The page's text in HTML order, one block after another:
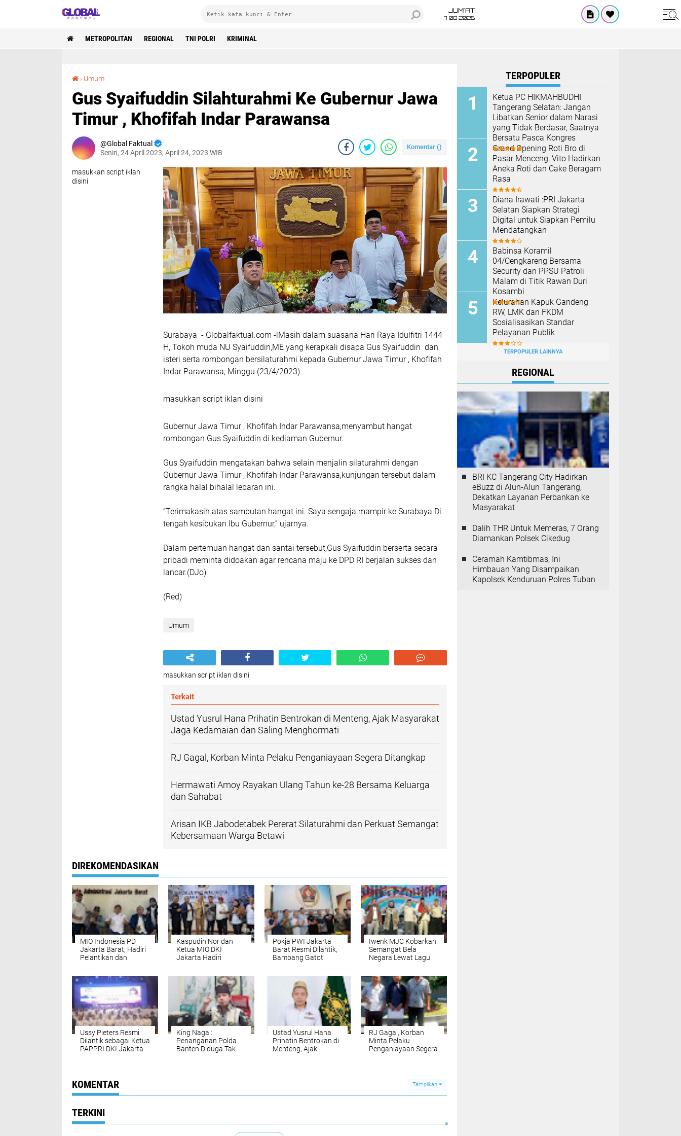
JUM'AT
7 08 2026
METROPOLITAN REGIONAL TNI POLRI KRIMINAL
› Umum
Gus Syaifuddin Silahturahmi Ke Gubernur Jawa
Timur , Khofifah Indar Parawansa
Global Faktual
Senin, 24 April 2023, April 24, 2023 WIB
Komentar ()
masukkan script iklan
disini
Surabaya - Globalfaktual.com -lMasih dalam suasana Hari Raya Idulfitri 1444
H, Tokoh muda NU Syaifuddin,ME yang kerapkali disapa Gus Syaifuddin dan
isteri serta rombongan bersilaturahmi kepada Gubernur Jawa Timur , Khofifah
Indar Parawansa, Minggu (23/4/2023).
masukkan script iklan disini
Gubernur Jawa Timur , Khofifah Indar Parawansa,menyambut hangat
rombongan Gus Syaifuddin di kediaman Gubernur.
Gus Syaifuddin mengatakan bahwa selain menjalin silaturahmi dengan
Gubernur Jawa Timur , Khofifah Indar Parawansa,kunjungan tersebut dalam
rangka halal bihalal lebaran ini.
“Terimakasih atas sambutan hangat ini. Saya sengaja mampir ke Surabaya Di
tengah kesibukan Ibu Gubernur,” ujarnya.
Dalam pertemuan hangat dan santai tersebut,Gus Syaifuddin berserta secara
pribadi meminta didoakan agar rencana maju ke DPD RI berjalan sukses dan
lancar.(DJo)
(Red)
Umum
masukkan script iklan disini
Terkait
Ustad Yusrul Hana Prihatin Bentrokan di Menteng, Ajak Masyarakat
Jaga Kedamaian dan Saling Menghormati
RJ Gagal, Korban Minta Pelaku Penganiayaan Segera Ditangkap
Hermawati Amoy Rayakan Ulang Tahun ke-28 Bersama Keluarga
dan Sahabat
Arisan IKB Jabodetabek Pererat Silaturahmi dan Perkuat Semangat
Kebersamaan Warga Betawi
DIREKOMENDASIKAN
MIO Indonesia PD
Jakarta Barat, Hadiri
Pelantikan dan
Jakbar
Kaspudin Nor dan
Ketua MIO DKI
Jakarta Hadiri
Dorong Pers
Profesional dan
Bersatu
Pokja PWI Jakarta
Barat Resmi Dilantik,
Bambang Gatot
Iwenk MJC Kobarkan
Semangat Bela
Negara Lewat Lagu
2026
Ussy Pieters Resmi
Dilantik sebagai Ketua
PAPPRI DKI Jakarta
King Naga :
Penanganan Polda
Banten Diduga Tak
Ustad Yusrul Hana
Prihatin Bentrokan di
Menteng, Ajak
RJ Gagal, Korban
Minta Pelaku
Penganiayaan Segera
KOMENTAR Tampilkan
TERKINI
TERPOPULER
Ketua PC HIKMAHBUDHI
Tangerang Selatan: Jangan
Libatkan Senior dalam Narasi
yang Tidak Berdasar, Saatnya
Bersatu Pasca Kongres
Grand Opening Roti Bro di
Pasar Menceng, Vito Hadirkan
Aneka Roti dan Cake Beragam
Rasa
Diana Irawati :PRI Jakarta
Selatan Siapkan Strategi
Digital untuk Siapkan Pemilu
Mendatangkan
Babinsa Koramil
04/Cengkareng Bersama
Security dan PPSU Patroli
Malam di Titik Rawan Duri
Kosambi
Kelurahan Kapuk Gandeng
RW, LMK dan FKDM
Sosialisasikan Standar
Pelayanan Publik
TERPOPULER LAINNYA
REGIONAL
BRI KC Tangerang City Hadirkan
eBuzz di Alun-Alun Tangerang,
Dekatkan Layanan Perbankan ke
Masyarakat
Dalih THR Untuk Memeras, 7 Orang
Diamankan Polsek Cikedug
Ceramah Kamtibmas, Ini
Himbauan Yang Disampaikan
Kapolsek Kenduruan Polres Tuban